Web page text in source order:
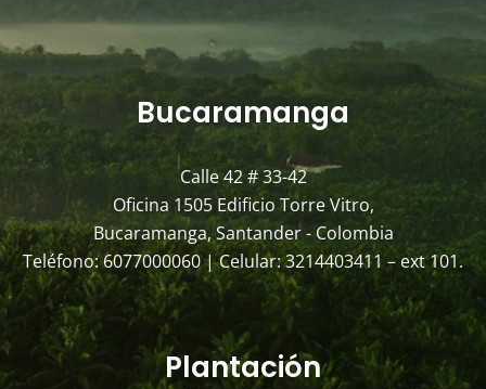
Bucaramanga
Calle 42 # 33-42
Oficina 1505 Edificio Torre Vitro,
Bucaramanga, Santander - Colombia
Teléfono: 6077000060 | Celular: 3214403411 – ext 101.
Plantación